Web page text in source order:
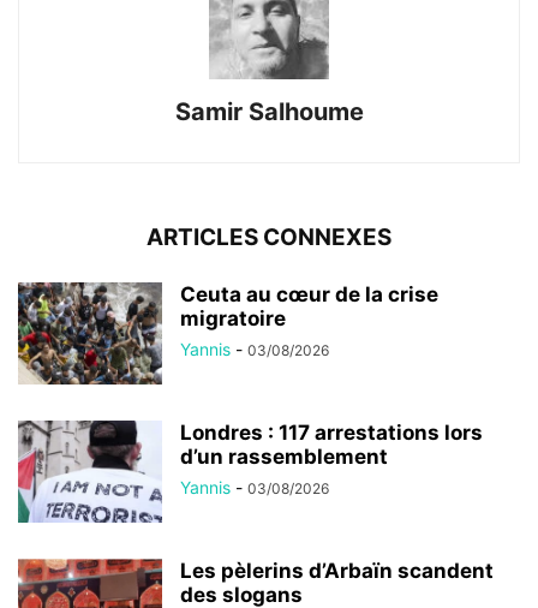
Samir Salhoume
ARTICLES CONNEXES
Ceuta au cœur de la crise
migratoire
Yannis - 03/08/2026
Londres : 117 arrestations lors
d’un rassemblement
Yannis - 03/08/2026
Les pèlerins d’Arbaïn scandent
des slogans